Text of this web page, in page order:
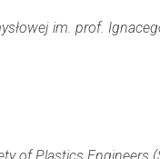
im. prof.